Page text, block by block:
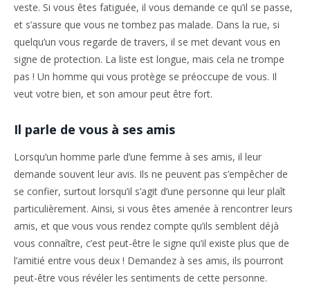
veste. Si vous êtes fatiguée, il vous demande ce qu’il se passe,
et s’assure que vous ne tombez pas malade. Dans la rue, si
quelqu’un vous regarde de travers, il se met devant vous en
signe de protection. La liste est longue, mais cela ne trompe
pas ! Un homme qui vous protège se préoccupe de vous. Il
veut votre bien, et son amour peut être fort.
Il parle de vous à ses amis
Lorsqu’un homme parle d’une femme à ses amis, il leur
demande souvent leur avis. Ils ne peuvent pas s’empêcher de
se confier, surtout lorsqu’il s’agit d’une personne qui leur plaît
particulièrement. Ainsi, si vous êtes amenée à rencontrer leurs
amis, et que vous vous rendez compte qu’ils semblent déjà
vous connaître, c’est peut-être le signe qu’il existe plus que de
l’amitié entre vous deux ! Demandez à ses amis, ils pourront
peut-être vous révéler les sentiments de cette personne.